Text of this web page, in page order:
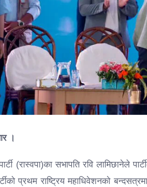
।
(रास्वपा)का सभापति रवि लामिछानेले
प्रथम राष्ट्रिय महाधिवेशनको